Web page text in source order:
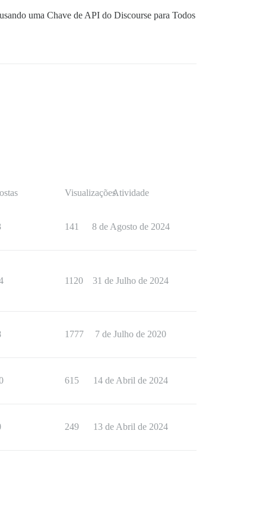
uma Chave de API do Discourse para Todos
VisualizaçõesAtividade
141 8 de Agosto de 2024
1120 31 de Julho de 2024
1777 7 de Julho de 2020
615 14 de Abril de 2024
249 13 de Abril de 2024